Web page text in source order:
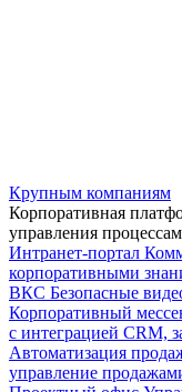
Крупным компаниям
Корпоративная
управления
Интранет-портал
корпоративными
ВКС Безопасные
Корпоративный
с интеграцией CRM,
Автоматизация
управление